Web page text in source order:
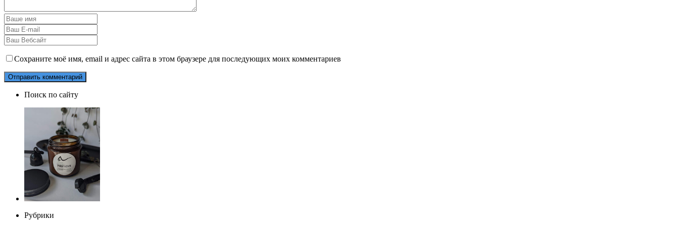
Сохраните моё имя, email и адрес сайта в этом браузере для последующих моих комментариев
Поиск по сайту
Рубрики